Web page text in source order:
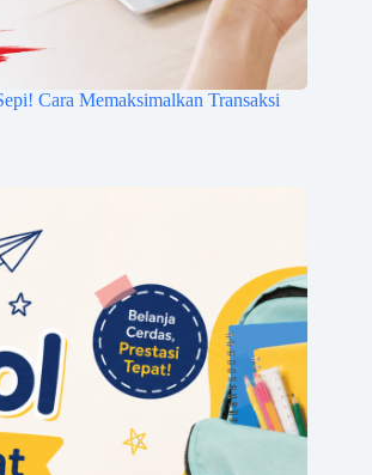
Cara Memaksimalkan Transaksi